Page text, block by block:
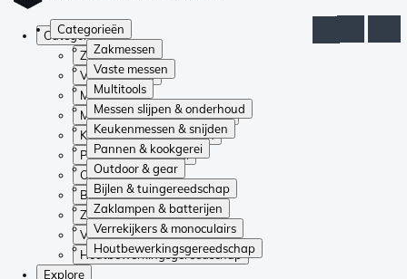
Categorieën
Zakmessen
Vaste messen
Multitools
Messen slijpen & onderhoud
Keukenmessen & snijden
Pannen & kookgerei
Outdoor & gear
Bijlen & tuingereedschap
Zaklampen & batterijen
Verrekijkers & monoculairs
Houtbewerkingsgereedschap
Categorieën
Zakmessen
Vaste messen
Multitools
Messen slijpen & onderhoud
Keukenmessen & snijden
Pannen & kookgerei
Outdoor & gear
Bijlen & tuingereedschap
Zaklampen & batterijen
Verrekijkers & monoculairs
Houtbewerkingsgereedschap
Explore